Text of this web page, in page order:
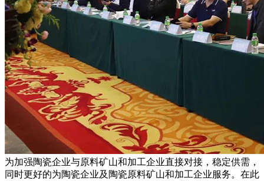
为加强陶瓷企业与原料矿山和加工企业直接对接，稳定供需，
同时更好的为陶瓷企业及陶瓷原料矿山和加工企业服务。在此